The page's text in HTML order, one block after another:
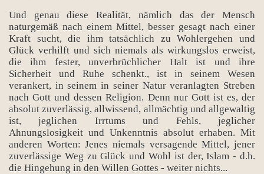
Und genau diese Realität, nämlich das der Mensch
naturgemäß nach einem Mittel, besser gesagt nach einer
Kraft sucht, die ihm tatsächlich zu Wohlergehen und
Glück verhilft und sich niemals als wirkungslos erweist,
die ihm fester, unverbrüchlicher Halt ist und ihre
Sicherheit und Ruhe schenkt., ist in seinem Wesen
verankert, in seinem in seiner Natur veranlagten Streben
nach Gott und dessen Religion. Denn nur Gott ist es, der
absolut zuverlässig, allwissend, allmächtig und allgewaltig
ist, jeglichen Irrtums und Fehls, jeglicher
Ahnungslosigkeit und Unkenntnis absolut erhaben. Mit
anderen Worten: Jenes niemals versagende Mittel, jener
zuverlässige Weg zu Glück und Wohl ist der, Islam - d.h.
die Hingehung in den Willen Gottes - weiter nichts...